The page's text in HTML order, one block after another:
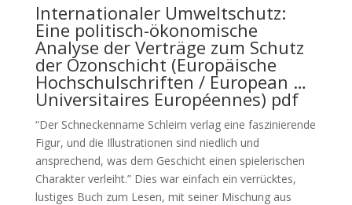
Internationaler Umweltschutz:
Eine politisch-ökonomische
Analyse der Verträge zum Schutz
der Ozonschicht (Europäische
Hochschulschriften / European …
Universitaires Européennes) pdf
“Der Schneckenname Schleim verlag eine faszinierende
Figur, und die Illustrationen sind niedlich und
ansprechend, was dem Geschicht einen spielerischen
Charakter verleiht.” Dies war einfach ein verrücktes,
lustiges Buch zum Lesen, mit seiner Mischung aus